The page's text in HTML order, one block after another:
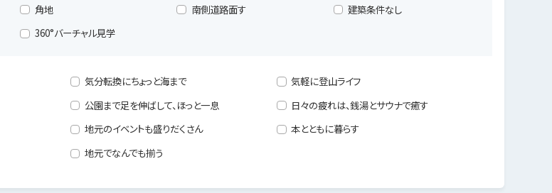
角地 南側道路面す
建築条件なし
360°バーチャル見学
気分転換にちょっと海まで
気軽に登山ライフ
公園まで足を伸ばして、ほっと一息
日々の疲れは、銭湯とサウナで癒す
地元のイベントも盛りだくさん
本とともに暮らす
地元でなんでも揃う